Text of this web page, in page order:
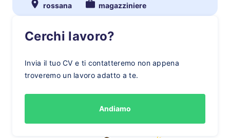
rossana magazziniere
Cerchi lavoro?
Invia il tuo CV e ti contatteremo non appena
troveremo un lavoro adatto a te.
Andiamo